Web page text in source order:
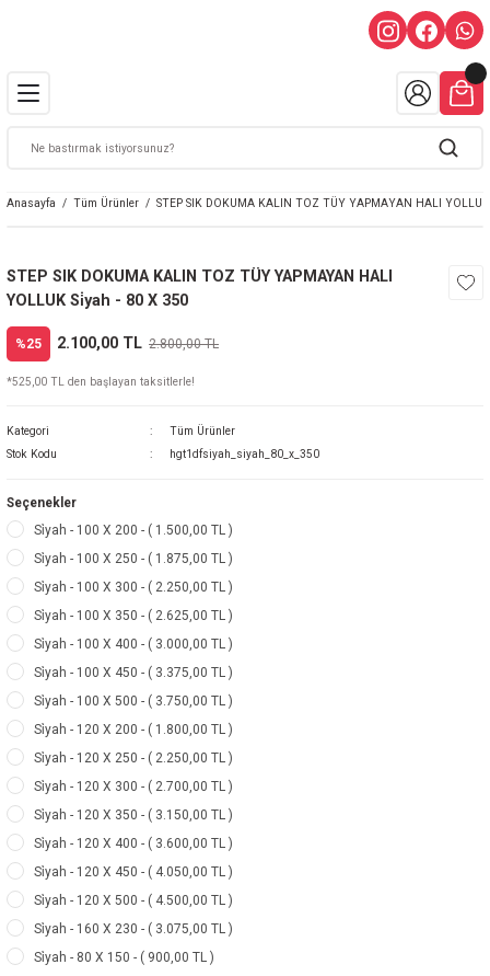
Anasayfa Tüm Ürünler STEP SIK DOKUMA KALIN TOZ TÜY YAPMAYAN HALI
STEP SIK DOKUMA KALIN TOZ TÜY YAPMAYAN HALI
YOLLUK Si̇yah - 80 X 350
%25 2.100,00 TL 2.800,00 TL
*525,00 TL den başlayan taksitlerle!
Kategori
Tüm Ürünler
Stok Kodu
hgt1dfsiyah_siyah_80_x_350
Seçenekler
Si̇yah - 100 X 200 - ( 1.500,00 TL )
Si̇yah - 100 X 250 - ( 1.875,00 TL )
Si̇yah - 100 X 300 - ( 2.250,00 TL )
Si̇yah - 100 X 350 - ( 2.625,00 TL )
Si̇yah - 100 X 400 - ( 3.000,00 TL )
Si̇yah - 100 X 450 - ( 3.375,00 TL )
Si̇yah - 100 X 500 - ( 3.750,00 TL )
Si̇yah - 120 X 200 - ( 1.800,00 TL )
Si̇yah - 120 X 250 - ( 2.250,00 TL )
Si̇yah - 120 X 300 - ( 2.700,00 TL )
Si̇yah - 120 X 350 - ( 3.150,00 TL )
Si̇yah - 120 X 400 - ( 3.600,00 TL )
Si̇yah - 120 X 450 - ( 4.050,00 TL )
Si̇yah - 120 X 500 - ( 4.500,00 TL )
Si̇yah - 160 X 230 - ( 3.075,00 TL )
Si̇yah - 80 X 150 - ( 900,00 TL )